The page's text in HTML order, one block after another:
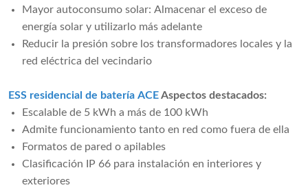
Mayor autoconsumo solar: Almacenar el exceso de
energía solar y utilizarlo más adelante
Reducir la presión sobre los transformadores locales y la
red eléctrica del vecindario
ESS residencial de batería ACEAspectos destacados:
Escalable de 5 kWh a más de 100 kWh
Admite funcionamiento tanto en red como fuera de ella
Formatos de pared o apilables
Clasificación IP 66 para instalación en interiores y
exteriores